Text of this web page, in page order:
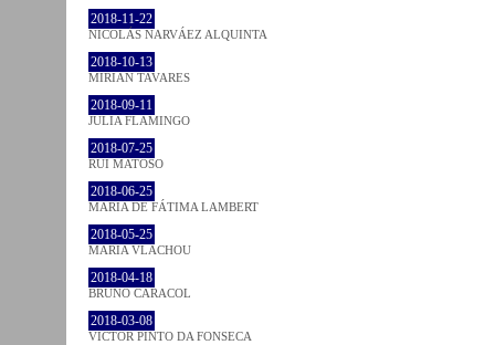
2018-11-22
NICOLÁS NARVÁEZ ALQUINTA
2018-10-13
MIRIAN TAVARES
2018-09-11
JULIA FLAMINGO
2018-07-25
RUI MATOSO
2018-06-25
MARIA DE FÁTIMA LAMBERT
2018-05-25
MARIA VLACHOU
2018-04-18
BRUNO CARACOL
2018-03-08
VICTOR PINTO DA FONSECA